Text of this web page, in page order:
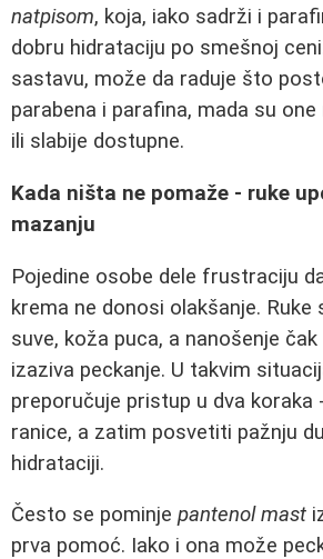
natpisom, koja, iako sadrži i
dobru hidrataciju po smešnoj
sastavu, može da raduje što
parabena i parafina, mada su
ili slabije dostupne.
Kada ništa ne pomaže - ruke
mazanju
Pojedine osobe dele frustraciju
krema ne donosi olakšanje.
suve, koža puca, a nanošenje
izaziva peckanje. U takvim
preporučuje pristup u dva koraka
ranice, a zatim posvetiti pažnju
hidrataciji.
Često se pominje pantenol mast
prva pomoć. Iako i ona može